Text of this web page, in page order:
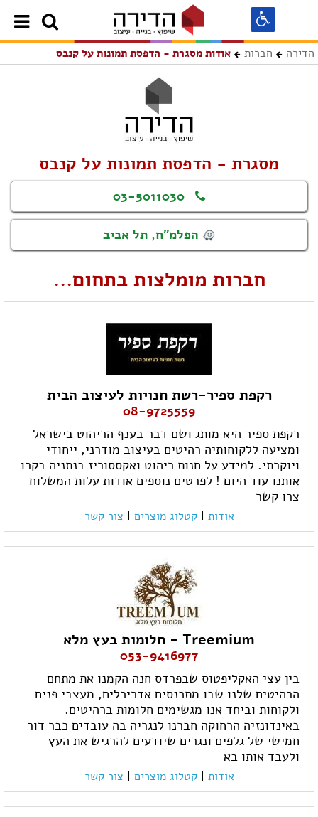
הדירה חברות אודות מסגרת - הדפסת תמונות על קנבס
מסגרת - הדפסת תמונות על קנבס
03-5011030
הפלמ"ח, תל אביב
חברות מומלצות בתחום...
רקפת ספיר-רשת חנויות לעיצוב הבית
08-9725559
רקפת ספיר היא מותג ושם דבר בענף הריהוט בישראל
ומציעה ללקוחותיה רהיטים בעיצוב מודרני, ייחודי
ויוקרתי. למידע על חנות ריהוט ואקססוריז בנתניה בקרו
אותנו עוד היום ! לפרטים נוספים אודות עלות המשלוח
צרו קשר
אודות | קטלוג מוצרים | צור קשר
Treemium - חלומות בעץ מלא
053-9416977
בין עצי האקליפטוס שבפרדס חנה הקמנו את מתחם
הרהיטים שלנו שבו מתכנסים אדריכלים, מעצבי פנים
ולקוחות וביחד אנו מגשימים חלומות ברהיטים.
באינדונזיה הרחוקה חברנו לנגריה בה עובדים כבר דור
חמישי של גלפים ונגרים שיודעים להרגיש את העץ
ולעבד אותו בא
אודות | קטלוג מוצרים | צור קשר